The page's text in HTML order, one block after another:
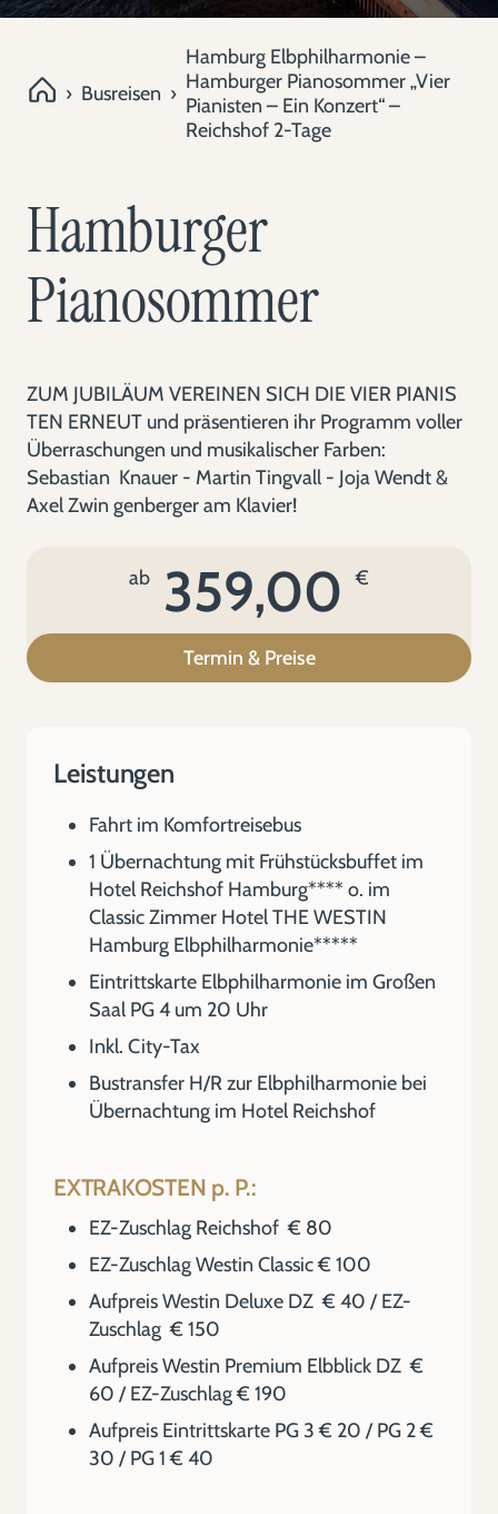
› Busreisen ›
Hamburg Elbphilharmonie –
Hamburger Pianosommer „Vier
Pianisten – Ein Konzert“ –
Reichshof 2-Tage
Hamburger
Pianosommer
ZUM JUBILÄUM VEREINEN SICH DIE VIER PIANIS
TEN ERNEUT und präsentieren ihr Programm voller
Überraschungen und musikalischer Farben:
Sebastian Knauer - Martin Tingvall - Joja Wendt &
Axel Zwin genberger am Klavier!
ab 359,00 €
Termin & Preise
Leistungen
Fahrt im Komfortreisebus
1 Übernachtung mit Frühstücksbuffet im
Hotel Reichshof Hamburg**** o. im
Classic Zimmer Hotel THE WESTIN
Hamburg Elbphilharmonie*****
Eintrittskarte Elbphilharmonie im Großen
Saal PG 4 um 20 Uhr
Inkl. City-Tax
Bustransfer H/R zur Elbphilharmonie bei
Übernachtung im Hotel Reichshof
EXTRAKOSTEN p. P.:
EZ-Zuschlag Reichshof € 80
EZ-Zuschlag Westin Classic € 100
Aufpreis Westin Deluxe DZ € 40 / EZ-
Zuschlag € 150
Aufpreis Westin Premium Elbblick DZ €
60 / EZ-Zuschlag € 190
Aufpreis Eintrittskarte PG 3 € 20 / PG 2 €
30 / PG 1 € 40